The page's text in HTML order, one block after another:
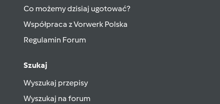
Co możemy dzisiaj ugotować?
Współpraca z Vorwerk Polska
Regulamin Forum
Szukaj
Wyszukaj przepisy
Wyszukaj na forum